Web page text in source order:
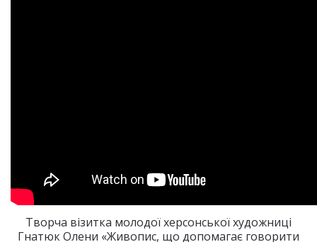
Творча візитка молодої херсонської художниці
Гнатюк Олени «Живопис, що допомагає говорити